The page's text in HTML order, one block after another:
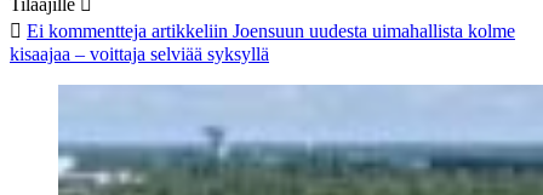
Tilaajille
Ei kommentteja artikkeliin Joensuun uudesta uimahallista kolme
kisaajaa – voittaja selviää syksyllä